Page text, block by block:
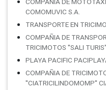
COMOMUVIC S.A.
TRANSPORTE EN
COMPAÑIA DE
TRICIMOTOS ''SALI
PLAYA PACIFIC
COMPAÑIA DE
''CIATRICILINDOMOMP''